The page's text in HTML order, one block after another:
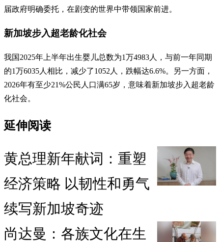
届政府明确委托，在剧变的世界中带领国家前进。
新加坡步入超老龄化社会
我国2025年上半年出生婴儿总数为1万4983人，与前一年同期
的1万6035人相比，减少了1052人，跌幅达6.6%。另一方面，
2026年有至少21%公民人口满65岁，意味着新加坡步入超老龄
化社会。
延伸阅读
黄总理新年献词：重塑
经济策略 以韧性和勇气
续写新加坡奇迹
尚达曼：各族文化在生